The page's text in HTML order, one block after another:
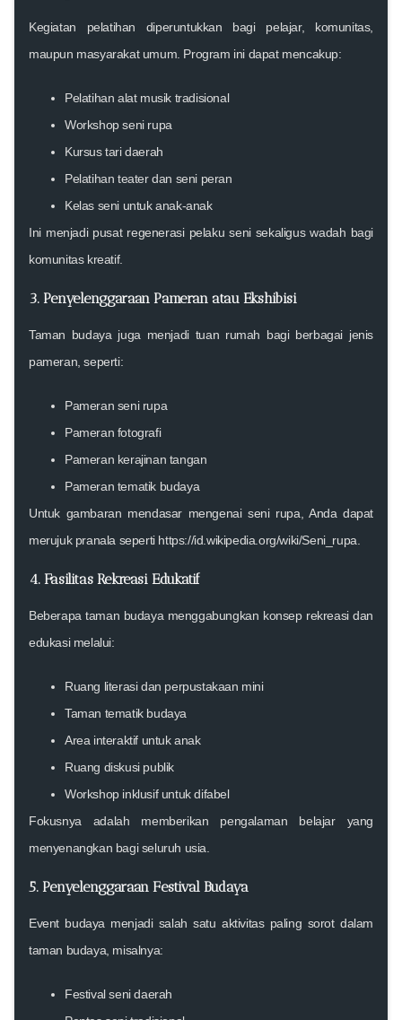
Kegiatan pelatihan diperuntukkan bagi pelajar, komunitas,
maupun masyarakat umum. Program ini dapat mencakup:
Pelatihan alat musik tradisional
Workshop seni rupa
Kursus tari daerah
Pelatihan teater dan seni peran
Kelas seni untuk anak-anak
Ini menjadi pusat regenerasi pelaku seni sekaligus wadah bagi
komunitas kreatif.
3. Penyelenggaraan Pameran atau Ekshibisi
Taman budaya juga menjadi tuan rumah bagi berbagai jenis
pameran, seperti:
Pameran seni rupa
Pameran fotografi
Pameran kerajinan tangan
Pameran tematik budaya
Untuk gambaran mendasar mengenai seni rupa, Anda dapat
merujuk pranala seperti https://id.wikipedia.org/wiki/Seni_rupa
4. Fasilitas Rekreasi Edukatif
Beberapa taman budaya menggabungkan konsep rekreasi dan
edukasi melalui:
Ruang literasi dan perpustakaan mini
Taman tematik budaya
Area interaktif untuk anak
Ruang diskusi publik
Workshop inklusif untuk difabel
Fokusnya adalah memberikan pengalaman belajar yang
menyenangkan bagi seluruh usia.
5. Penyelenggaraan Festival Budaya
Event budaya menjadi salah satu aktivitas paling sorot dalam
taman budaya, misalnya:
Festival seni daerah